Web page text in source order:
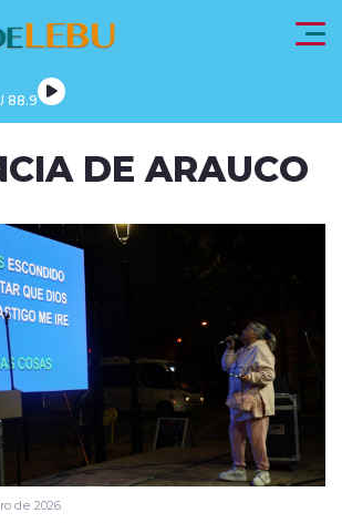
88.9
REGIONALESFRONTELACTUALIDAD
claro
DE ARAUCO
de 2026